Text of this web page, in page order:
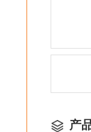
产